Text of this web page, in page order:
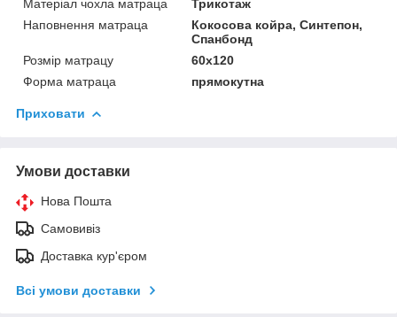
Матеріал чохла матраца
Трикотаж
Наповнення матраца
Кокосова койра, Синтепон,
Спанбонд
Розмір матрацу
60х120
Форма матраца
прямокутна
Приховати
Умови доставки
Нова Пошта
Самовивіз
Доставка кур'єром
Всі умови доставки